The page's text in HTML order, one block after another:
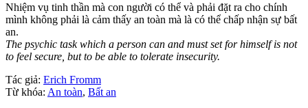
Nhiệm vụ tinh thần mà con người có thể và phải đặt ra cho chính
mình không phải là cảm thấy an toàn mà là có thể chấp nhận sự bất
an.
The psychic task which a person can and must set for himself is not
to feel secure, but to be able to tolerate insecurity.
Tác giả: Erich Fromm
Từ khóa: An toàn, Bất an